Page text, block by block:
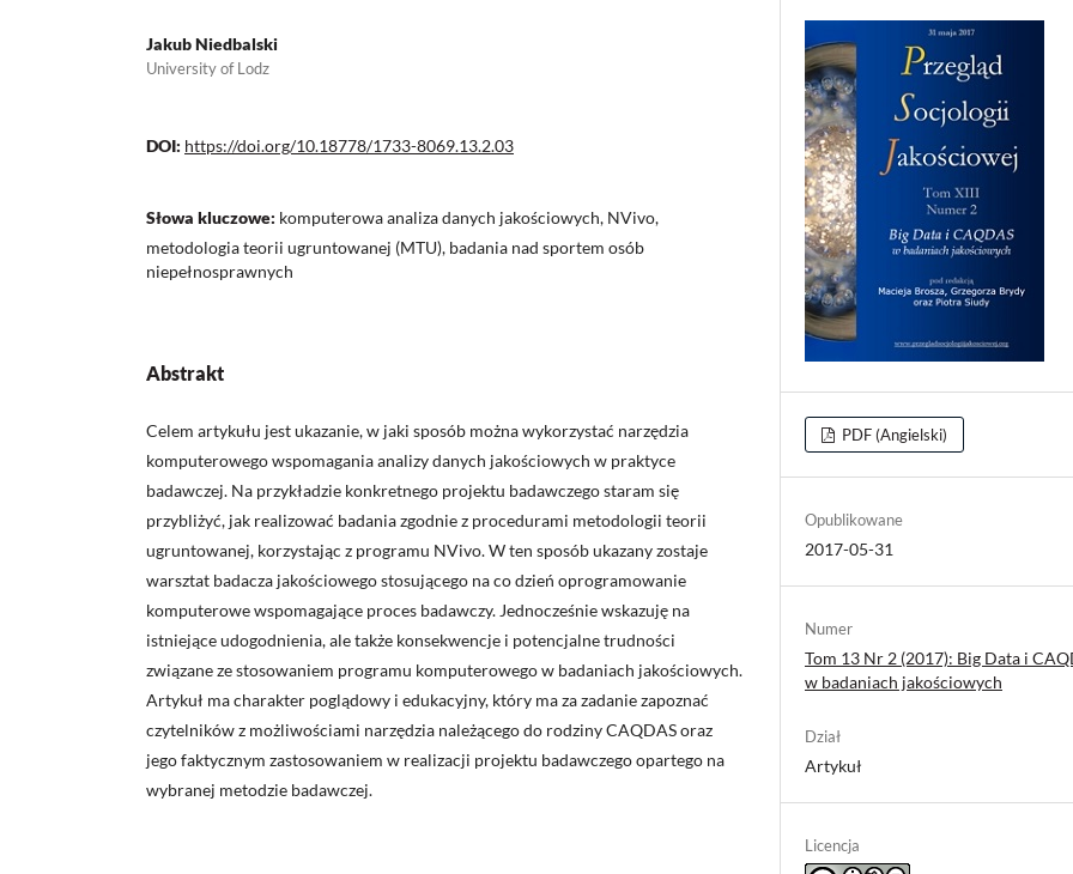
Jakub Niedbalski
University of Lodz
DOI: https://doi.org/10.18778/1733-8069.13.2.03
Słowa kluczowe: komputerowa analiza danych jakościowych, NVivo,
metodologia teorii ugruntowanej (MTU), badania nad sportem osób
niepełnosprawnych
Abstrakt
Celem artykułu jest ukazanie, w jaki sposób można wykorzystać narzędzia
komputerowego wspomagania analizy danych jakościowych w praktyce
badawczej. Na przykładzie konkretnego projektu badawczego staram się
przybliżyć, jak realizować badania zgodnie z procedurami metodologii teorii
ugruntowanej, korzystając z programu NVivo. W ten sposób ukazany zostaje
warsztat badacza jakościowego stosującego na co dzień oprogramowanie
komputerowe wspomagające proces badawczy. Jednocześnie wskazuję na
istniejące udogodnienia, ale także konsekwencje i potencjalne trudności
związane ze stosowaniem programu komputerowego w badaniach jakościowych.
Artykuł ma charakter poglądowy i edukacyjny, który ma za zadanie zapoznać
czytelników z możliwościami narzędzia należącego do rodziny CAQDAS oraz
jego faktycznym zastosowaniem w realizacji projektu badawczego opartego na
wybranej metodzie badawczej.
PDF (Angielski)
Opublikowane
2017-05-31
Numer
Tom 13 Nr 2 (2017): Big Data i
w badaniach jakościowych
Dział
Artykuł
Licencja